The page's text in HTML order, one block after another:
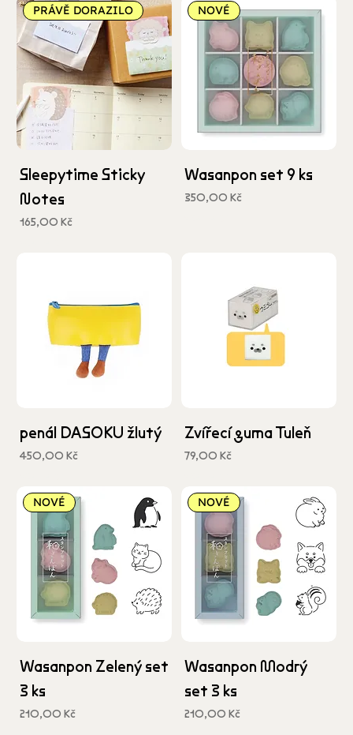
PRÁVĚ DORAZILO
Sleepytime Sticky
Notes
Cena
165,00 Kč
NOVÉ
Wasanpon set 9 ks
Cena
350,00 Kč
penál DASOKU žlutý
Cena
450,00 Kč
Zvířecí guma Tuleň
Cena
79,00 Kč
NOVÉ
Wasanpon Zelený set
3 ks
Cena
210,00 Kč
NOVÉ
Wasanpon Modrý
set 3 ks
Cena
210,00 Kč